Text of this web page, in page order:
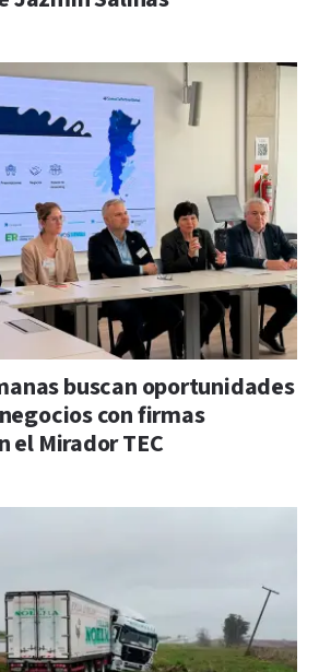
buscan oportunidades
con firmas
el Mirador TEC